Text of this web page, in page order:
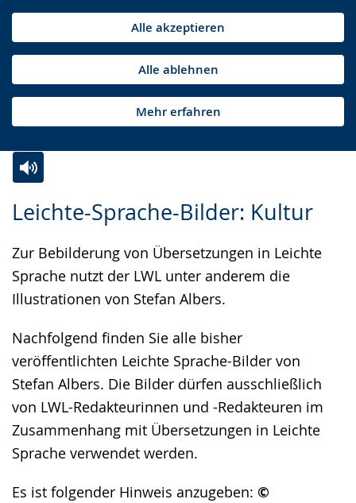
Alle akzeptieren
Alle ablehnen
Mehr erfahren
Leichte-Sprache-Bilder: Kultur
Zur Bebilderung von Übersetzungen in Leichte
Sprache nutzt der LWL unter anderem die
Illustrationen von Stefan Albers.
Nachfolgend finden Sie alle bisher
veröffentlichten Leichte Sprache-Bilder von
Stefan Albers. Die Bilder dürfen ausschließlich
von LWL-Redakteurinnen und -Redakteuren im
Zusammenhang mit Übersetzungen in Leichte
Sprache verwendet werden.
Es ist folgender Hinweis anzugeben: ©
Leichten
wechseln.
Audio-
Video
Deutscher
Gebärdensprache
wird
angezeigt.